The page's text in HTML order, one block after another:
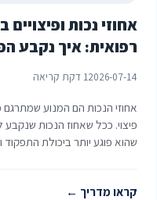
אחוזי נכות ופיצויים
רפואית: איך נקבע
2026-07-141 דקת קריאה
אחוזי הנכות הם המנוע שמתרגם
פיצוי. ככל שאחוז הנכות שנקבע
שהוא פוגע יותר ביכולת
קראו מדריך